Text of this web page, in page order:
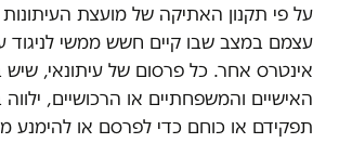
על פי תקנון האתיקה של מועצת
עצמם במצב שבו קיים חשש ממשי לניגוד
אינטרס אחר. כל פרסום של עיתונאי, שיש בו
האישיים והמשפחתיים או הרכושיים,
תפקידם או כוחם כדי לפרסם או להימנע